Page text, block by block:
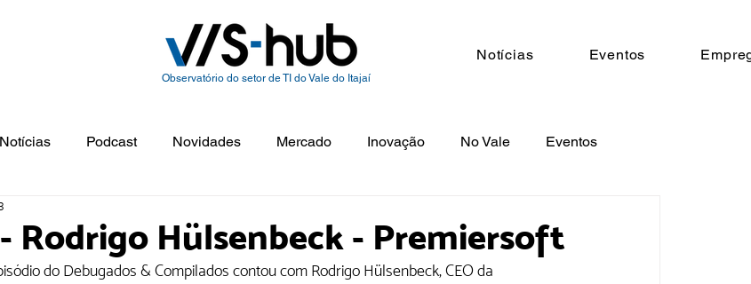
Observatório do setor de TI do Vale do Itajaí
Notícias Eventos
Notícias Podcast Novidades Mercado Inovação No Vale Eventos
Rodrigo Hülsenbeck - Premiersoft
do Debugados & Compilados contou com Rodrigo Hülsenbeck, CEO da